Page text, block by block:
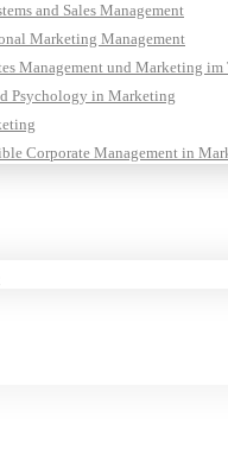
and Sales Management
Marketing Management
Management und Marketing
Psychology in Marketing
Corporate Management in